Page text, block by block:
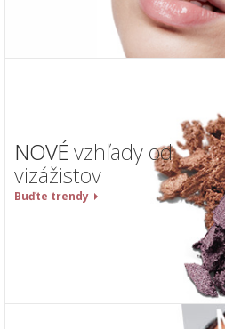
NOVÉvzhľady od
vizážistov
Buďte trendy